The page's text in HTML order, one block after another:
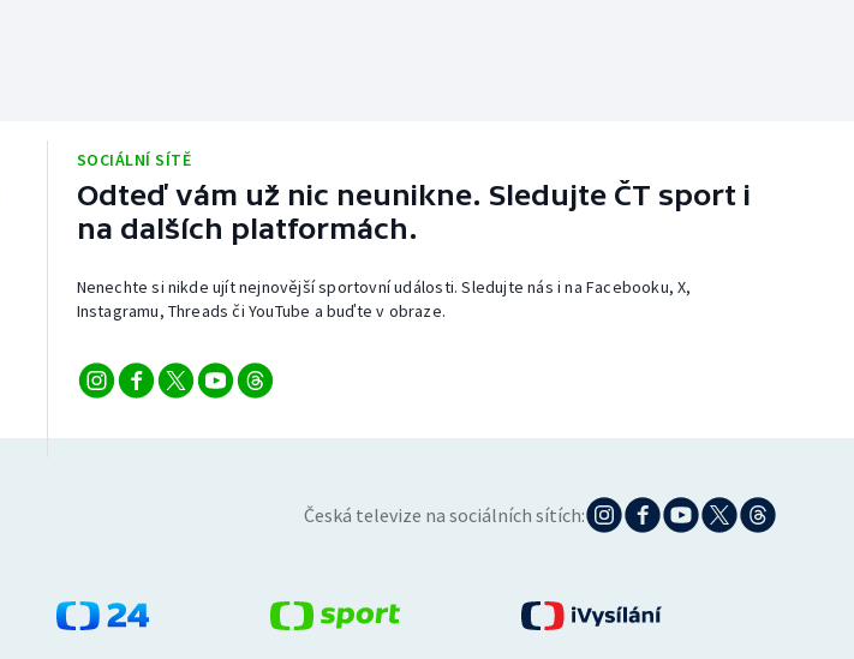
SOCIÁLNÍ SÍTĚ
Odteď vám už nic neunikne. Sledujte ČT sport i
na dalších platformách.
Nenechte si nikde ujít nejnovější sportovní události. Sledujte nás i na Facebooku, X,
Instagramu, Threads či YouTube a buďte v obraze.
Česká televize na sociálních sítích: